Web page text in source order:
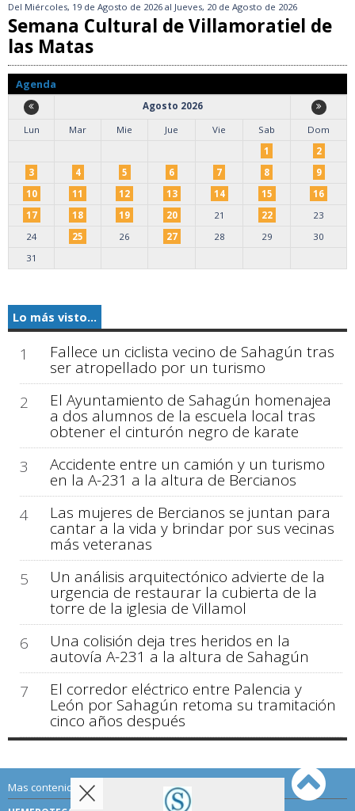
Del Miércoles, 19 de Agosto de 2026 al Jueves, 20 de Agosto de 2026
Semana Cultural de Villamoratiel de
las Matas
Agenda
Agosto 2026
Lun
Mar Mie Jue Vie Sab
Dom
1
2
3
4 5 6 7 8
9
10
11 12 13 14 15
16
17
18 19 20 21 22
23
24
25 26 27 28 29
30
31
Lo más visto...
1 Fallece un ciclista vecino de Sahagún tras
ser atropellado por un turismo
2
El Ayuntamiento de Sahagún homenajea
a dos alumnos de la escuela local tras
obtener el cinturón negro de karate
3
Accidente entre un camión y un turismo
en la A-231 a la altura de Bercianos
4
Las mujeres de Bercianos se juntan para
cantar a la vida y brindar por sus vecinas
más veteranas
5
Un análisis arquitectónico advierte de la
urgencia de restaurar la cubierta de la
torre de la iglesia de Villamol
6
Una colisión deja tres heridos en la
autovía A-231 a la altura de Sahagún
7
El corredor eléctrico entre Palencia y
León por Sahagún retoma su tramitación
cinco años después
Mas contenido de Sahagún Digital: